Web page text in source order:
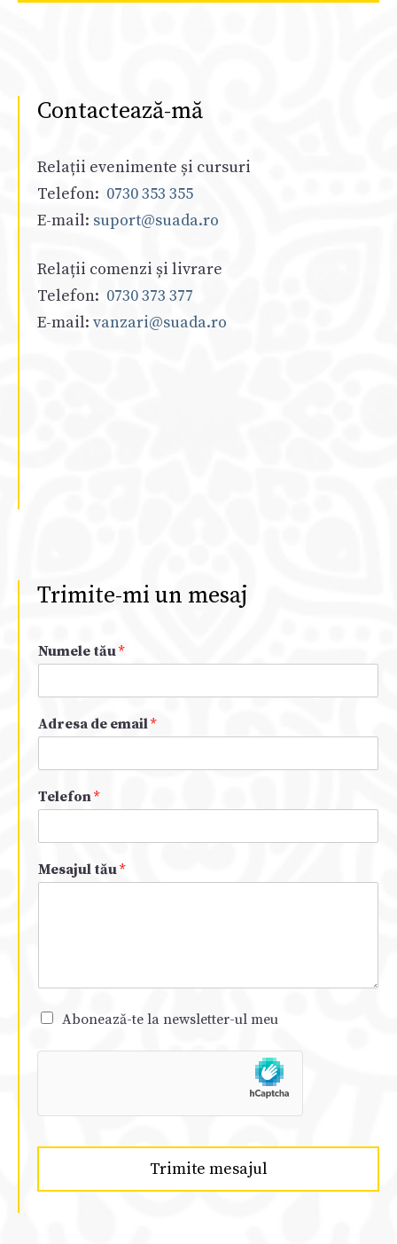
Contactează-mă
Relații evenimente și cursuri
Telefon: 0730 353 355
E-mail: suport@suada.ro
Relații comenzi și livrare
Telefon: 0730 373 377
E-mail: vanzari@suada.ro
Trimite-mi un mesaj
Numele tău*
Adresa de email*
Telefon*
Mesajul tău*
Abonează-te la newsletter-ul meu
Trimite mesajul